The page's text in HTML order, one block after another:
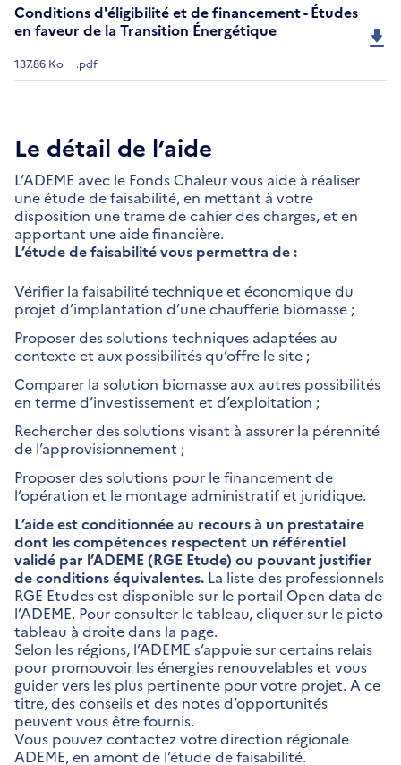
Conditions d'éligibilité et de financement - Études
en faveur de la Transition Énergétique
137.86 Ko .pdf
Le détail de l’aide
L’ADEME avec le Fonds Chaleur vous aide à réaliser
une étude de faisabilité, en mettant à votre
disposition une trame de cahier des charges, et en
apportant une aide financière.
L’étude de faisabilité vous permettra de :
Vérifier la faisabilité technique et économique du
projet d’implantation d’une chaufferie biomasse ;
Proposer des solutions techniques adaptées au
contexte et aux possibilités qu’offre le site ;
Comparer la solution biomasse aux autres possibilités
en terme d’investissement et d’exploitation ;
Rechercher des solutions visant à assurer la pérennité
de l’approvisionnement ;
Proposer des solutions pour le financement de
l’opération et le montage administratif et juridique.
L’aide est conditionnée au recours à un prestataire
dont les compétences respectent un référentiel
validé par l’ADEME (RGE Etude) ou pouvant justifier
de conditions équivalentes. La liste des professionnels
RGE Etudes est disponible sur le portail Open data de
l’ADEME. Pour consulter le tableau, cliquer sur le picto
tableau à droite dans la page.
Selon les régions, l’ADEME s’appuie sur certains relais
pour promouvoir les énergies renouvelables et vous
guider vers les plus pertinente pour votre projet. A ce
titre, des conseils et des notes d’opportunités
peuvent vous être fournis.
Vous pouvez contactez votre direction régionale
ADEME, en amont de l’étude de faisabilité.